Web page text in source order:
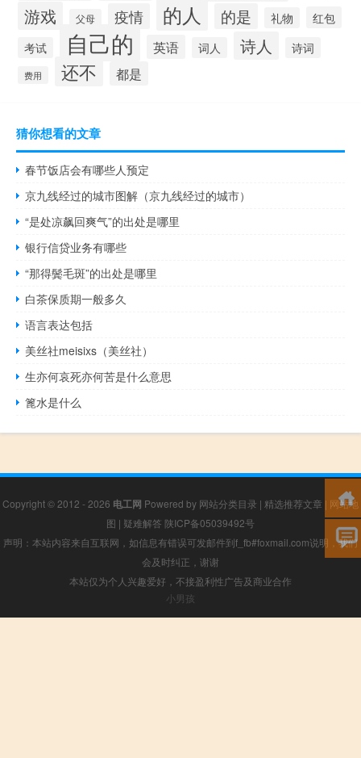
游戏 父母 疫情 的人 的是 礼物 红包
考试 自己的 英语 词人 诗人 诗词
费用 还不 都是
猜你想看的文章
春节饭店会有哪些人预定
京九线经过的城市图解（京九线经过的城市）
“是处凉飙回爽气”的出处是哪里
银行信贷业务有哪些
“那得鬓毛斑”的出处是哪里
白茶保质期一般多久
语言表达包括
美丝社meisixs（美丝社）
生亦何哀死亦何苦是什么意思
篦水是什么
Copyright © 2012 - 2026 电工网 Powered by 网站分类目录 | 精选推荐文章 | 网站地
图 | 疑难解答 陕ICP备05039492号
声明：本站内容来自互联网，如信息有错误可发邮件到f_fb#foxmail.com说明，我们
会及时纠正，谢谢
本站仅为个人兴趣爱好，不接盈利性广告及商业合作
小男孩